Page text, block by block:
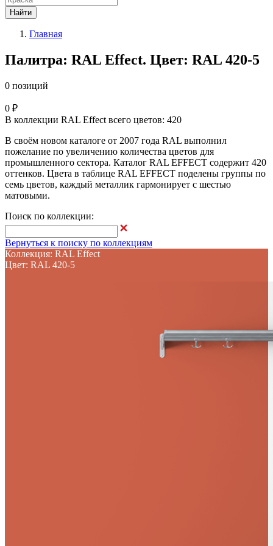
Найти
Главная
Палитра: RAL Effect. Цвет: RAL 420-5
0 позиций
0 ₽
В коллекции RAL Effect всего цветов: 420
В своём новом каталоге от 2007 года RAL выполнил
пожелание по увеличению количества цветов для
промышленного сектора. Каталог RAL EFFECT содержит 420
оттенков. Цвета в таблице RAL EFFECT поделены группы по
семь цветов, каждый металлик гармонирует с шестью
матовыми.
Поиск по коллекции:
Вернуться к поиску по коллекциям
Коллекция: RAL Effect
Цвет: RAL 420-5